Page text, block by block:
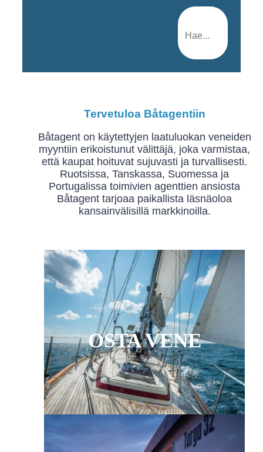
Tervetuloa Båtagentiin
Båtagent on käytettyjen laatuluokan veneiden
myyntiin erikoistunut välittäjä, joka varmistaa,
että kaupat hoituvat sujuvasti ja turvallisesti.
Ruotsissa, Tanskassa, Suomessa ja
Portugalissa toimivien agenttien ansiosta
Båtagent tarjoaa paikallista läsnäoloa
kansainvälisillä markkinoilla.
OSTA VENE